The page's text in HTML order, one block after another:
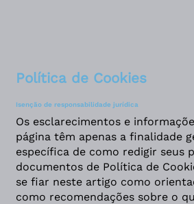
Política de Cookies
Isenção de responsabilidade jurídica
Os esclarecimentos e
página têm apenas a finalidade
específica de como redigir seus
documentos de Política de
se fiar neste artigo como
como recomendações sobre o